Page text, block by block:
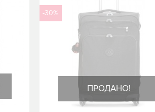
ПРОДАНО!
-30%